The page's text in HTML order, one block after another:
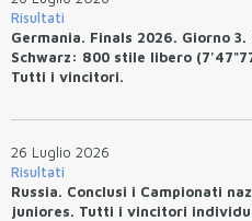
Risultati
Germania. Finals 2026. Giorno 3.
Schwarz: 800 stile libero
Tutti i vincitori.
26 Luglio 2026
Risultati
Russia. Conclusi i Campionati
juniores. Tutti i vincitori